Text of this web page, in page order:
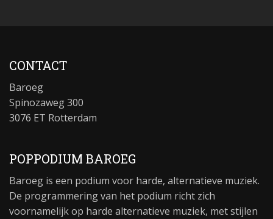
CONTACT
Baroeg
Spinozaweg 300
3076 ET Rotterdam
POPPODIUM BAROEG
Baroeg is een podium voor harde, alternatieve muziek.
De programmering van het podium richt zich
voornamelijk op harde alternatieve muziek, met stijlen